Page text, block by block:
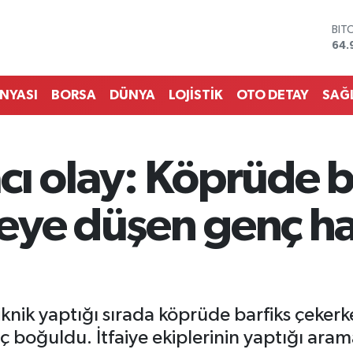
BORSA DÜNYA LOJİSTİK OTO DETAY
olay: Köprüde
düşen genç
yaptığı sırada köprüde barfiks
boğuldu. İtfaiye ekiplerinin yaptığı